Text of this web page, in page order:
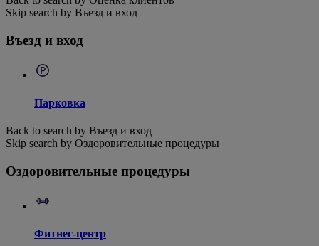
Skip search by Въезд и вход
Въезд и вход
Парковка
Back to search by Въезд и вход
Skip search by Оздоровительные процедуры
Оздоровительные процедуры
Фитнес-центр